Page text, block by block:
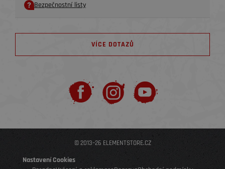
Bezpečnostní listy
VÍCE DOTAZŮ
© 2013–26 ELEMENTSTORE.CZ
Nastavení Cookies